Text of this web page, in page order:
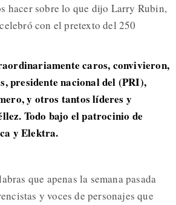
hacer sobre lo que dijo Larry Rubin,
con el pretexto del 250
caros, convivieron,
presidente nacional del (PRI),
y otros tantos líderes y
Todo bajo el patrocinio de
y Elektra.
que apenas la semana pasada
y voces de personajes que